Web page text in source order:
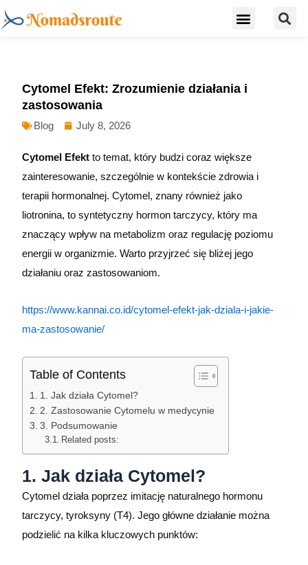
Skip
to
Menu
Cytomel Efekt: Zrozumienie działania i
zastosowania
Blog July 8, 2026
Cytomel Efekt to temat, który budzi coraz większe
zainteresowanie, szczególnie w kontekście zdrowia i
terapii hormonalnej. Cytomel, znany również jako
liotronina, to syntetyczny hormon tarczycy, który ma
znaczący wpływ na metabolizm oraz regulację poziomu
energii w organizmie. Warto przyjrzeć się bliżej jego
działaniu oraz zastosowaniom.
https://www.kannai.co.id/cytomel-efekt-jak-dziala-i-jakie-
ma-zastosowanie/
Table of Contents
1. Jak działa Cytomel?
2. Zastosowanie Cytomelu w medycynie
3. Podsumowanie
Related posts:
1. Jak działa Cytomel?
Cytomel działa poprzez imitację naturalnego hormonu
tarczycy, tyroksyny (T4). Jego główne działanie można
podzielić na kilka kluczowych punktów: